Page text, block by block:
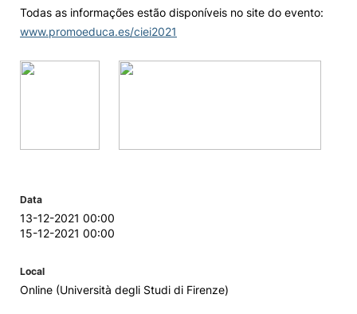
Todas as informações estão disponíveis no site do evento:
www.promoeduca.es/ciei2021
Data
13-12-2021 00:00
15-12-2021 00:00
Local
Online (Università degli Studi di Firenze)